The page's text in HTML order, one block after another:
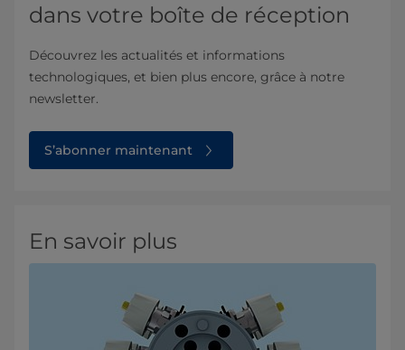
dans votre boîte de réception
Découvrez les actualités et informations
technologiques, et bien plus encore, grâce à notre
newsletter.
S’abonner maintenant
En savoir plus